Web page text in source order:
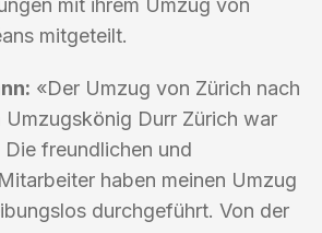
mit ihrem Umzug von
mitgeteilt.
«Der Umzug von Zürich nach
Umzugskönig Durr Zürich war
freundlichen und
haben meinen Umzug
durchgeführt. Von der